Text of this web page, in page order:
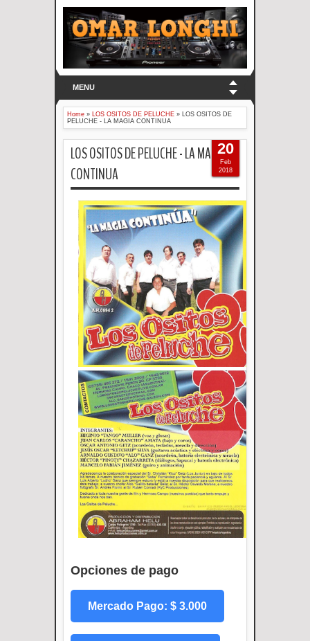
MENU
Home » LOS OSITOS DE PELUCHE »
LOS OSITOS DE
PELUCHE - LA MAGIA CONTINUA
LOS OSITOS DE PELUCHE - LA MAGIA
CONTINUA
Opciones de pago
Mercado Pago: $ 3.000
20
Feb
2018